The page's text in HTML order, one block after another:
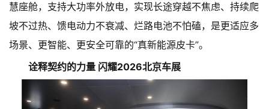
慧座舱，支持大功率外放电，实现长途穿越不焦虑、持续爬
坡不过热、馈电动力不衰减、烂路电池不怕磕，是更适应多
场景、更智能、更安全可靠的“真新能源皮卡”。
诠释契约的力量 闪耀2026北京车展